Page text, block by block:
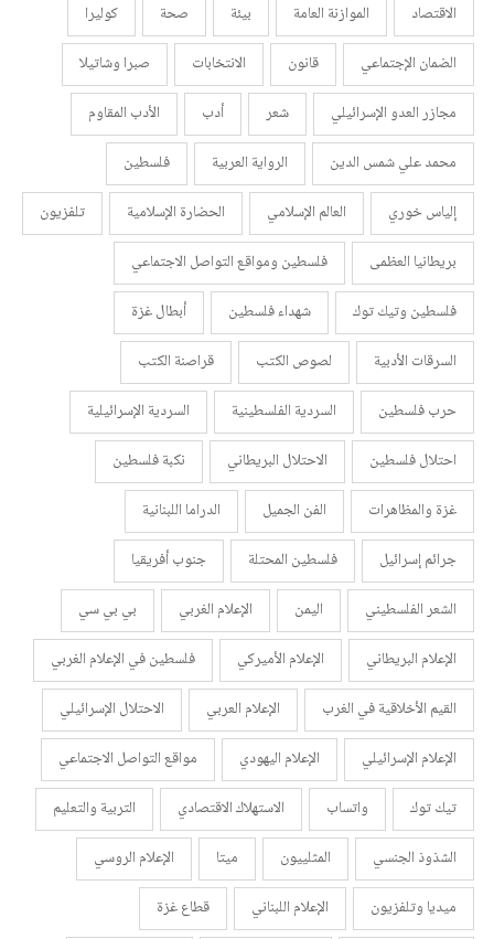
الاقتصاد
الموازنة العامة بيئة صحة
كوليرا
الضمان الإجتماعي
قانون الانتخابات
صبرا وشاتيلا
مجازر العدو الإسرائيلي
شعر أدب
الأدب المقاوم
محمد علي شمس الدين
الرواية العربية
فلسطين
إلياس خوري
العالم الإسلامي الحضارة الإسلامية
تلفزيون
بريطانيا العظمى
فلسطين ومواقع التواصل الاجتماعي
فلسطين وتيك توك
شهداء فلسطين
أبطال غزة
السرقات الأدبية
لصوص الكتب
قراصنة الكتب
حرب فلسطين
السردية الفلسطينية
السردية الإسرائيلية
احتلال فلسطين
الاحتلال البريطاني
نكبة فلسطين
غزة والمظاهرات
الفن الجميل
الدراما اللبنانية
جرائم إسرائيل
فلسطين المحتلة
جنوب أفريقيا
الشعر الفلسطيني
اليمن الإعلام الغربي
بي بي سي
الإعلام البريطاني
الإعلام الأميركي
فلسطين في الإعلام الغربي
القيم الأخلاقية في الغرب
الإعلام العربي
الاحتلال الإسرائيلي
الإعلام الإسرائيلي
الإعلام اليهودي
مواقع التواصل الاجتماعي
تيك توك
واتساب الاستهلاك الاقتصادي
التربية والتعليم
الشذوذ الجنسي
المثلييون ميتا
الإعلام الروسي
ميديا وتلفزيون
الإعلام اللبناني قطاع غزة